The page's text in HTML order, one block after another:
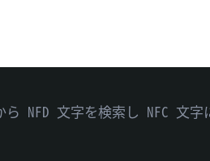
NFD 文字を検索し NFC 文字